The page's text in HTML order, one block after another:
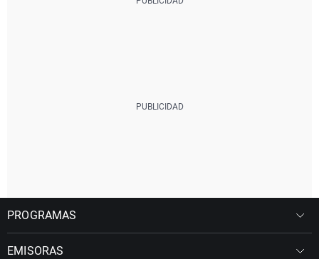
PROGRAMAS
EMISORAS